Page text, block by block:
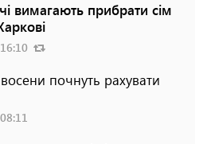
вимагають прибрати сім
почнуть рахувати